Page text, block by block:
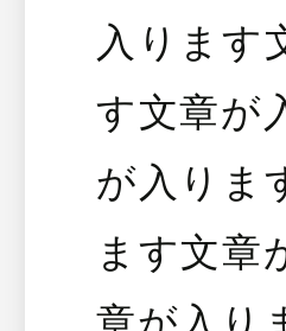
入ります
す文章が
が入りま
ます文章
章が入り